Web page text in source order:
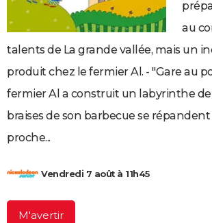
Destinations
City break
Voyage nature
Voyage de noces
Forum
Climat
PHOTO
GUIDES D'ACHAT
BONS PLANS
CARTE DE VOEUX
AVIS DE DÉCÈS
au
talents de La grande vallée, mais un
produit chez le fermier Al. - "Gare au
fermier Al a construit un labyrinthe de
braises de son barbecue se
proche...
Vendredi 7 août à 11h45
M'avertir